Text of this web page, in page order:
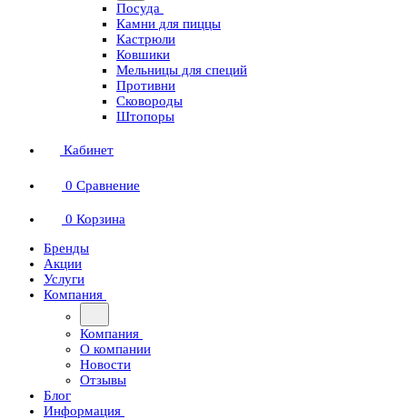
Посуда
Камни для пиццы
Кастрюли
Ковшики
Мельницы для специй
Противни
Сковороды
Штопоры
Кабинет
0 Сравнение
0 Корзина
Бренды
Акции
Услуги
Компания
Компания
О компании
Новости
Отзывы
Блог
Информация